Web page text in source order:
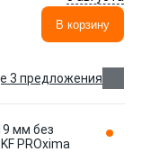
В корзину
3 предложения
мм без
PROxima